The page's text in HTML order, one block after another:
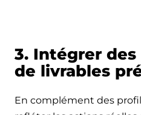
3. Intégrer
de livrables
En complément des